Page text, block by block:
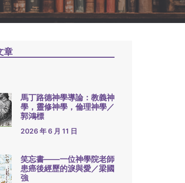
章
馬丁路德神學導論：教義神
學，靈修神學，倫理神學／
郭鴻標
2026 年 6 月 11 日
笑忘書——一位神學院老師
患癌後經歷的淚與愛／梁國
強